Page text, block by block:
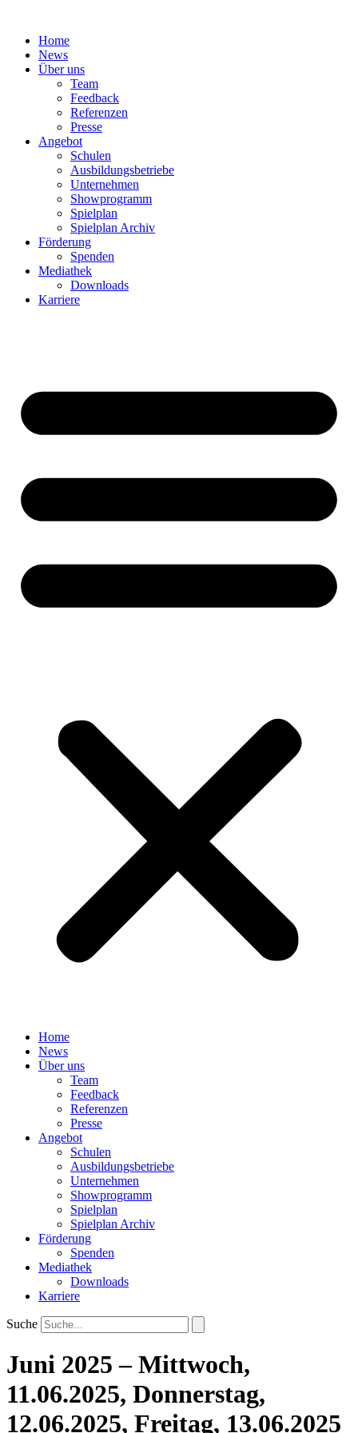
springenHome
News
Über uns
Team
Feedback
Referenzen
Presse
Angebot
Schulen
Ausbildungsbetriebe
Unternehmen
Showprogramm
Spielplan
Spielplan Archiv
Förderung
Spenden
Mediathek
Downloads
Karriere
Home
News
Über uns
Team
Feedback
Referenzen
Presse
Angebot
Schulen
Ausbildungsbetriebe
Unternehmen
Showprogramm
Spielplan
Spielplan Archiv
Förderung
Spenden
Mediathek
Downloads
Karriere
Suche
Juni 2025 – Mittwoch,
11.06.2025, Donnerstag,
12.06.2025, Freitag, 13.06.2025